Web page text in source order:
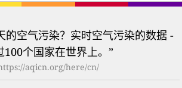
的空气污染？实时空气污染的数据 -
100个国家在世界上。”
aqicn.org/here/cn/